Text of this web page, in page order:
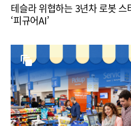
테슬라 위협하는 3년차 로봇 스
‘피규어AI’